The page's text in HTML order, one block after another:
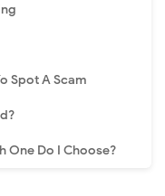
Spot A Scam
One Do I Choose?